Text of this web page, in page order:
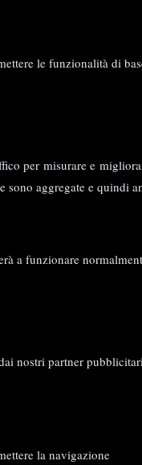
le funzionalità di
per misurare e
sono aggregate e quindi
a funzionare
nostri partner
la navigazione